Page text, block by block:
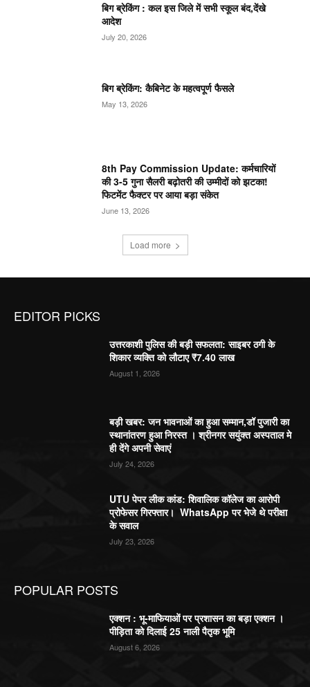
बिग ब्रेकिंग : कल इस जिले में सभी स्कूल बंद,देंखे
आदेश
July 20, 2026
बिग ब्रेकिंग: कैबिनेट के महत्वपूर्ण फैसले
May 13, 2026
8th Pay Commission Update: कर्मचारियों
की 3-5 गुना सैलरी बढ़ोतरी की उम्मीदों को झटका!
फिटमेंट फैक्टर पर आया बड़ा संकेत
June 13, 2026
Load more
EDITOR PICKS
उत्तरकाशी पुलिस की बड़ी सफलता: साइबर ठगी के
शिकार व्यक्ति को लौटाए ₹7.40 लाख
August 1, 2026
बड़ी खबर: जन भावनाओं का हुआ सम्मान,डॉ पुजारी का
स्थानांतरण हुआ निरस्त । श्रीनगर सयुंक्त अस्पताल मे
ही देंगे अपनी सेवाएं
July 24, 2026
UTU पेपर लीक कांड: शिवालिक कॉलेज का आरोपी
प्रोफेसर गिरफ्तार। WhatsApp पर भेजे थे परीक्षा
के सवाल
July 23, 2026
POPULAR POSTS
एक्शन : भू-माफियाओं पर प्रशासन का बड़ा एक्शन ।
पीड़िता को दिलाई 25 नाली पैतृक भूमि
August 6, 2026